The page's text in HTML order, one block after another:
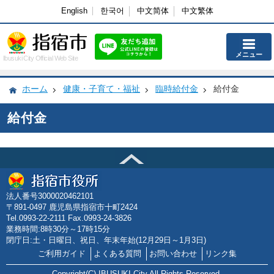
English 한국어 中文简体 中文繁体
Ibusuki City Official Web Site メニュー
ホーム 健康・子育て・福祉 臨時給付金 給付金
給付金
法人番号3000020462101
〒891-0497 鹿児島県指宿市十町2424
Tel.0993-22-2111 Fax.0993-24-3826
業務時間:8時30分～17時15分
閉庁日:土・日曜日、祝日、年末年始(12月29日～1月3日)
ご利用ガイド
よくある質問 お問い合わせ リンク集